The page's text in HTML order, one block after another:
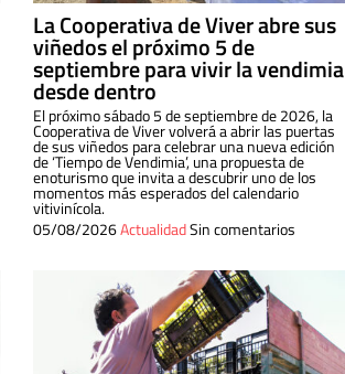
La Cooperativa de Viver abre sus
viñedos el próximo 5 de
septiembre para vivir la vendimia
desde dentro
El próximo sábado 5 de septiembre de 2026, la
Cooperativa de Viver volverá a abrir las puertas
de sus viñedos para celebrar una nueva edición
de ‘Tiempo de Vendimia’, una propuesta de
enoturismo que invita a descubrir uno de los
momentos más esperados del calendario
vitivinícola.
05/08/2026ActualidadSin comentarios